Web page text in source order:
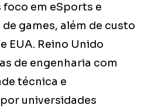
foco em eSports e
games, além de custo
EUA. Reino Unido
de engenharia com
técnica e
universidades